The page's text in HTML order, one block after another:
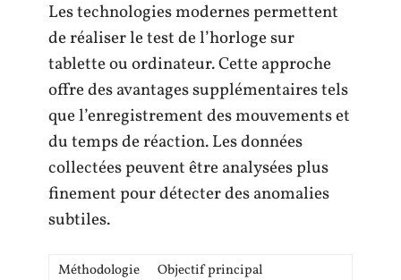
Les technologies modernes permettent
de réaliser le test de l’horloge sur
tablette ou ordinateur. Cette approche
offre des avantages supplémentaires tels
que l’enregistrement des mouvements et
du temps de réaction. Les données
collectées peuvent être analysées plus
finement pour détecter des anomalies
subtiles.
Méthodologie Objectif principal